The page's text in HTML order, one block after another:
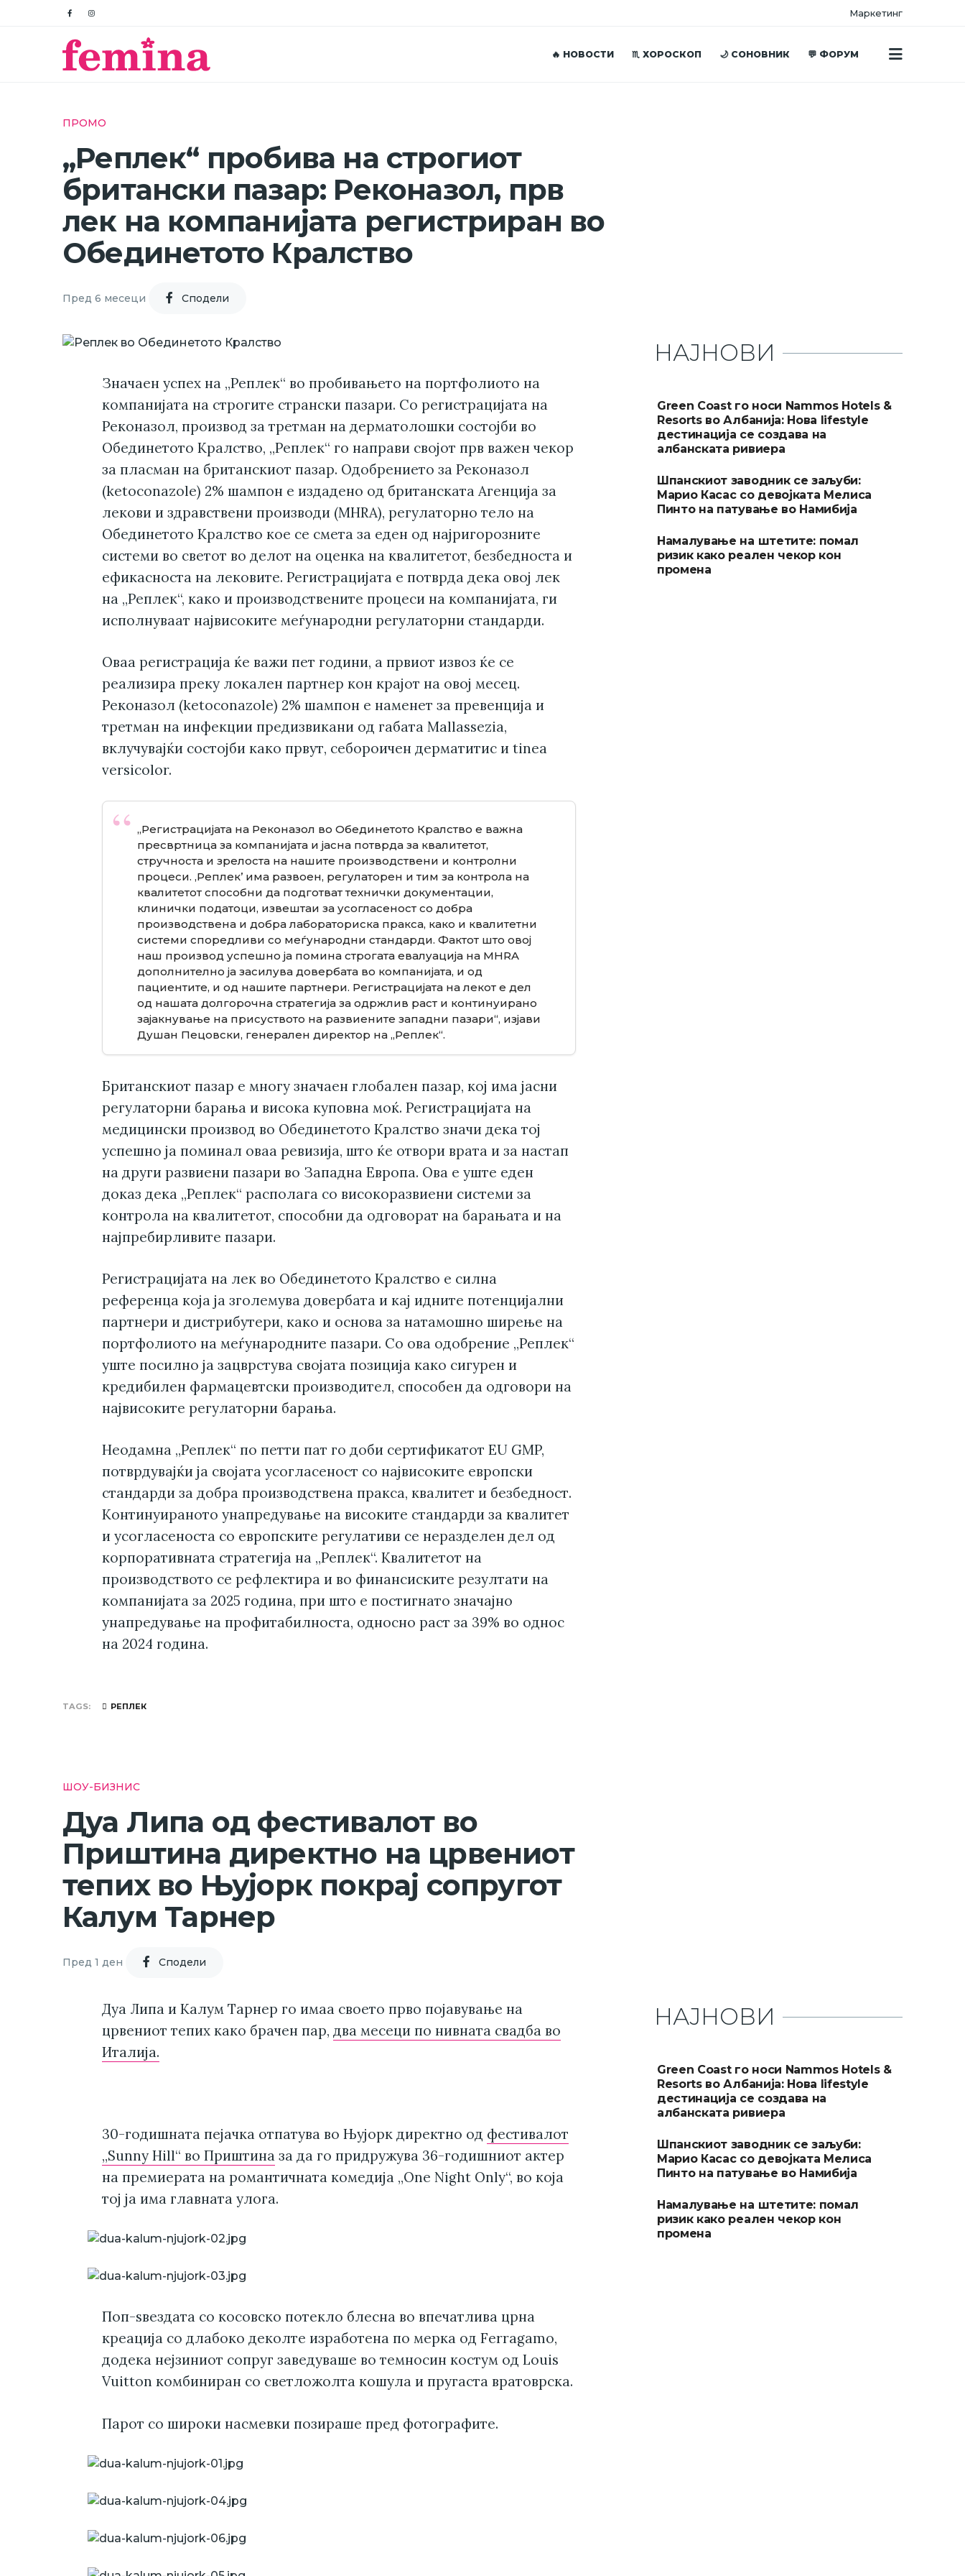
Маркетинг
🔥 НОВОСТИ ♏ ХОРОСКОП 🌙 СОНОВНИК 💬 ФОРУМ
ПРОМО
„Реплек“ пробива на строгиот
британски пазар: Реконазол, прв
лек на компанијата регистриран во
Обединетото Кралство
Пред 6 месеци Cподели
Значаен успех на „Реплек“ во пробивањето на портфолиото на
компанијата на строгите странски пазари. Со регистрацијата на
Реконазол, производ за третман на дерматолошки состојби во
Обединетото Кралство, „Реплек“ го направи својот прв важен чекор
за пласман на британскиот пазар. Одобрението за Реконазол
(ketoconazole) 2% шампон е издадено од британската Агенција за
лекови и здравствени производи (MHRA), регулаторно тело на
Обединетото Кралство кое се смета за еден од најригорозните
системи во светот во делот на оценка на квалитетот, безбедноста и
ефикасноста на лековите. Регистрацијата е потврда дека овој лек
на „Реплек“, како и производствените процеси на компанијата, ги
исполнуваат највисоките меѓународни регулаторни стандарди.
Оваа регистрација ќе важи пет години, а првиот извоз ќе се
реализира преку локален партнер кон крајот на овој месец.
Реконазол (ketoconazole) 2% шампон е наменет за превенција и
третман на инфекции предизвикани од габата Mallassezia,
вклучувајќи состојби како првут, себороичен дерматитис и tinea
versicolor.
„Регистрацијата на Реконазол во Обединетото Кралство е важна
пресвртница за компанијата и јасна потврда за квалитетот,
стручноста и зрелоста на нашите производствени и контролни
процеси. ‚Реплек’ има развоен, регулаторен и тим за контрола на
квалитетот способни да подготват технички документации,
клинички податоци, извештаи за усогласеност со добра
производствена и добра лабораториска пракса, како и квалитетни
системи споредливи со меѓународни стандарди. Фактот што овој
наш производ успешно ја помина строгата евалуација на MHRA
дополнително ја засилува довербата во компанијата, и од
пациентите, и од нашите партнери. Регистрацијата на лекот е дел
од нашата долгорочна стратегија за одржлив раст и континуирано
зајакнување на присуството на развиените западни пазари“, изјави
Душан Пецовски, генерален директор на „Реплек“.
Британскиот пазар е многу значаен глобален пазар, кој има јасни
регулаторни барања и висока куповна моќ. Регистрацијата на
медицински производ во Обединетото Кралство значи дека тој
успешно ја поминал оваа ревизија, што ќе отвори врата и за настап
на други развиени пазари во Западна Европа. Ова е уште еден
доказ дека „Реплек“ располага со високоразвиени системи за
контрола на квалитетот, способни да одговорат на барањата и на
најпребирливите пазари.
Регистрацијата на лек во Обединетото Кралство е силна
референца која ја зголемува довербата и кај идните потенцијални
партнери и дистрибутери, како и основа за натамошно ширење на
портфолиото на меѓународните пазари. Со ова одобрение „Реплек“
уште посилно ја зацврстува својата позиција како сигурен и
кредибилен фармацевтски производител, способен да одговори на
највисоките регулаторни барања.
Неодамна „Реплек“ по петти пат го доби сертификатот EU GMP,
потврдувајќи ја својата усогласеност со највисоките европски
стандарди за добра производствена пракса, квалитет и безбедност.
Континуираното унапредување на високите стандарди за квалитет
и усогласеноста со европските регулативи се неразделен дел од
корпоративната стратегија на „Реплек“. Квалитетот на
производството се рефлектира и во финансиските резултати на
компанијата за 2025 година, при што е постигнато значајно
унапредување на профитабилноста, односно раст за 39% во однос
на 2024 година.
TAGS РЕПЛЕК
НАЈНОВИ
Green Coast го носи Nammos Hotels &
Resorts во Албанија: Нова lifestyle
дестинација се создава на
албанската ривиера
Шпанскиот заводник се заљуби:
Марио Касас со девојката Мелиса
Пинто на патување во Намибија
Намалување на штетите: помал
ризик како реален чекор кон
промена
ШОУ-БИЗНИС
Дуа Липа од фестивалот во
Приштина директно на црвениот
тепих во Њујорк покрај сопругот
Калум Тарнер
Пред 1 ден Cподели
Дуа Липа и Калум Тарнер го имаа своето прво појавување на
црвениот тепих како брачен пар, два месеци по нивната свадба во
Италија.
30-годишната пејачка отпатува во Њујорк директно од фестивалот
„Sunny Hill“ во Приштина за да го придружува 36-годишниот актер
на премиерата на романтичната комедија „One Night Only“, во која
тој ја има главната улога.
Поп-ѕвездата со косовско потекло блесна во впечатлива црна
креација со длабоко деколте изработена по мерка од Ferragamo,
додека нејзиниот сопруг заведуваше во темносин костум од Louis
Vuitton комбиниран со светложолта кошула и пругаста вратоврска.
Парот со широки насмевки позираше пред фотографите.
НАЈНОВИ
Green Coast го носи Nammos Hotels &
Resorts во Албанија: Нова lifestyle
дестинација се создава на
албанската ривиера
Шпанскиот заводник се заљуби:
Марио Касас со девојката Мелиса
Пинто на патување во Намибија
Намалување на штетите: помал
ризик како реален чекор кон
промена